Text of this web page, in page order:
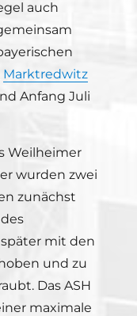
auch
Marktredwitz
Anfang Juli
Weilheimer
wurden zwei
zunächst
mit den
und zu
Das ASH
maximale